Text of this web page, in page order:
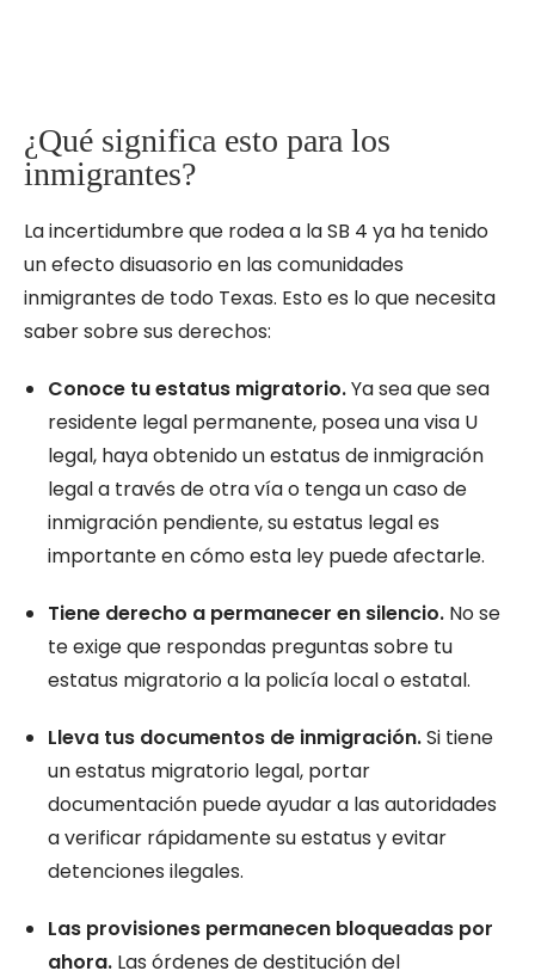
¿Qué significa esto para los
inmigrantes?
La incertidumbre que rodea a la SB 4 ya ha tenido
un efecto disuasorio en las comunidades
inmigrantes de todo Texas. Esto es lo que necesita
saber sobre sus derechos:
Conoce tu estatus migratorio.Ya sea que sea
residente legal permanente, posea una visa U
legal, haya obtenido un estatus de inmigración
legal a través de otra vía o tenga un caso de
inmigración pendiente, su estatus legal es
importante en cómo esta ley puede afectarle.
Tiene derecho a permanecer en silencio. No se
te exige que respondas preguntas sobre tu
estatus migratorio a la policía local o estatal.
Lleva tus documentos de inmigración.Si tiene
un estatus migratorio legal, portar
documentación puede ayudar a las autoridades
a verificar rápidamente su estatus y evitar
detenciones ilegales.
Las provisiones permanecen bloqueadas por
ahora. Las órdenes de destitución del